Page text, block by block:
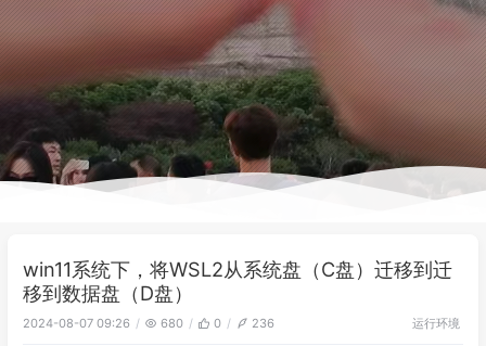
win11系统下，将WSL2从系统盘（C盘）迁移到迁
移到数据盘（D盘）
2024-08-07 09:26 680 0 236 运行环境